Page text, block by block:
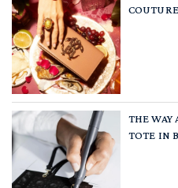
THE WAY
TOTE IN